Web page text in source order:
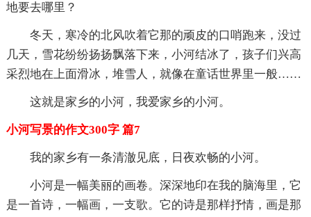
地要去哪里？
冬天，寒冷的北风吹着它那的顽皮的口哨跑来，没过
几天，雪花纷纷扬扬飘落下来，小河结冰了，孩子们兴高
采烈地在上面滑冰，堆雪人，就像在童话世界里一般……
这就是家乡的小河，我爱家乡的小河。
小河写景的作文300字 篇7
我的家乡有一条清澈见底，日夜欢畅的小河。
小河是一幅美丽的画卷。深深地印在我的脑海里，它
是一首诗，一幅画，一支歌。它的诗是那样抒情，画是那